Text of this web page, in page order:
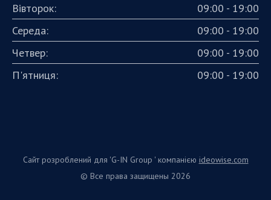
Вівторок:
09:00 - 19:00
Середа:
09:00 - 19:00
Четвер:
09:00 - 19:00
П'ятниця:
09:00 - 19:00
Сайт розроблений для 'G-IN Group ' компанією ideowise.com
© Все права защищены 2026